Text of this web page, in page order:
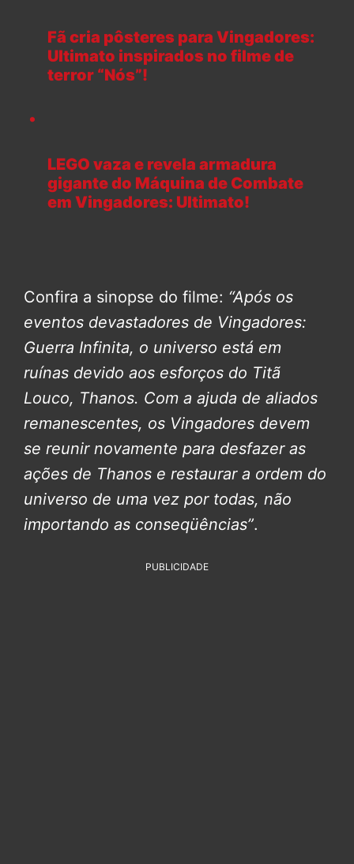
Fã cria pôsteres para Vingadores:
Ultimato inspirados no filme de
terror “Nós”!
LEGO vaza e revela armadura
gigante do Máquina de Combate
em Vingadores: Ultimato!
Confira a sinopse do filme: “Após os
eventos devastadores de Vingadores:
Guerra Infinita, o universo está em
ruínas devido aos esforços do Titã
Louco, Thanos. Com a ajuda de aliados
remanescentes, os Vingadores devem
se reunir novamente para desfazer as
ações de Thanos e restaurar a ordem do
universo de uma vez por todas, não
importando as conseqüências”.
PUBLICIDADE